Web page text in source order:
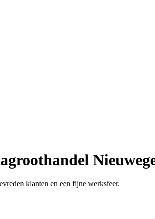
klanten en een fijne werksfeer.